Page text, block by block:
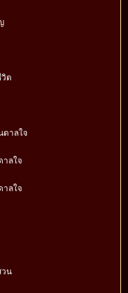
ต
ดาลใจ
าลใจ
าลใจ
วน